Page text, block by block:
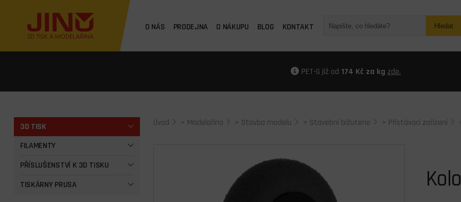
O NÁS PRODEJNA O NÁKUPU BLOG KONTAKT Hledat
PET-G již od 174 Kč za kg zde.
3D TISK
FILAMENTY
PŘÍSLUŠENSTVÍ K 3D TISKU
TISKÁRNY PRUSA
Úvod > Modelařina > Stavba modelu > Stavební bižuterie > Přistávací zařízení